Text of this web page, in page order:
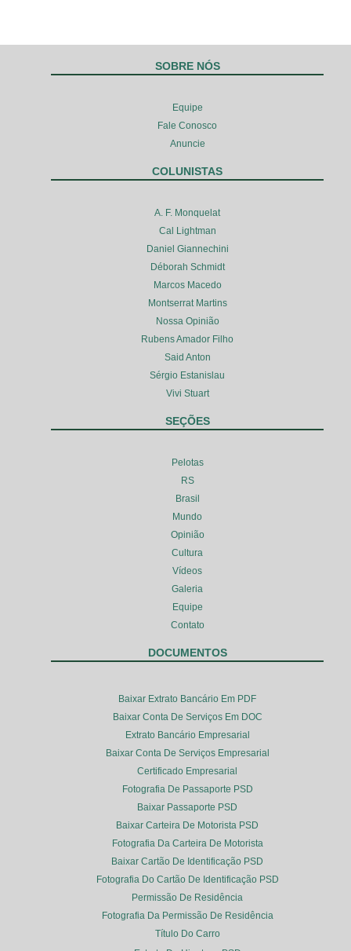
SOBRE NÓS
Equipe
Fale Conosco
Anuncie
COLUNISTAS
A. F. Monquelat
Cal Lightman
Daniel Giannechini
Déborah Schmidt
Marcos Macedo
Montserrat Martins
Nossa Opinião
Rubens Amador Filho
Said Anton
Sérgio Estanislau
Vivi Stuart
SEÇÕES
Pelotas
RS
Brasil
Mundo
Opinião
Cultura
Vídeos
Galeria
Equipe
Contato
DOCUMENTOS
Baixar Extrato Bancário Em PDF
Baixar Conta De Serviços Em DOC
Extrato Bancário Empresarial
Baixar Conta De Serviços Empresarial
Certificado Empresarial
Fotografia De Passaporte PSD
Baixar Passaporte PSD
Baixar Carteira De Motorista PSD
Fotografia Da Carteira De Motorista
Baixar Cartão De Identificação PSD
Fotografia Do Cartão De Identificação PSD
Permissão De Residência
Fotografia Da Permissão De Residência
Título Do Carro